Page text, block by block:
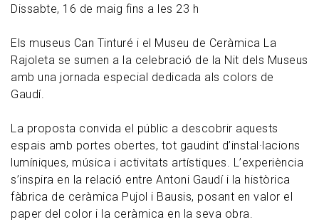
Dissabte, 16 de maig fins a les 23 h
Els museus Can Tinturé i el Museu de Ceràmica La
Rajoleta se sumen a la celebració de la Nit dels Museus
amb una jornada especial dedicada als colors de
Gaudí.
La proposta convida el públic a descobrir aquests
espais amb portes obertes, tot gaudint d’instal·lacions
lumíniques, música i activitats artístiques. L’experiència
s’inspira en la relació entre Antoni Gaudí i la històrica
fàbrica de ceràmica Pujol i Bausis, posant en valor el
paper del color i la ceràmica en la seva obra.